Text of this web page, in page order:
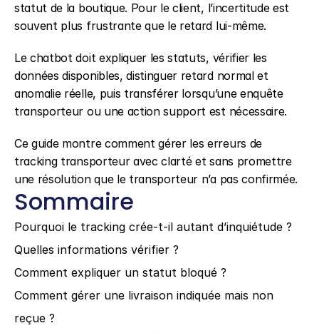
statut de la boutique. Pour le client, l’incertitude est
souvent plus frustrante que le retard lui-même.
Le chatbot doit expliquer les statuts, vérifier les
données disponibles, distinguer retard normal et
anomalie réelle, puis transférer lorsqu’une enquête
transporteur ou une action support est nécessaire.
Ce guide montre comment gérer les erreurs de
tracking transporteur avec clarté et sans promettre
une résolution que le transporteur n’a pas confirmée.
Sommaire
Pourquoi le tracking crée-t-il autant d’inquiétude ?
Quelles informations vérifier ?
Comment expliquer un statut bloqué ?
Comment gérer une livraison indiquée mais non
reçue ?